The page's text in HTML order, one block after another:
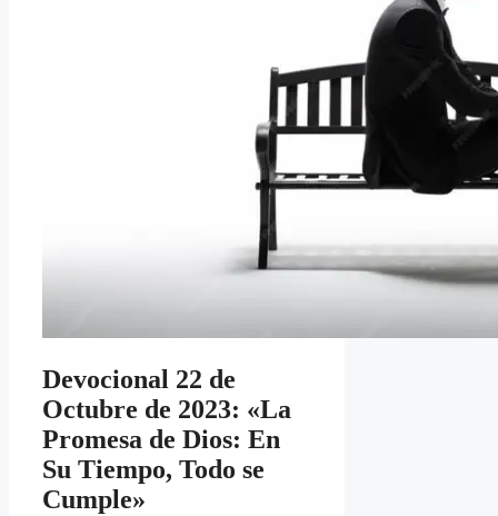
Devocional 22 de
Octubre de 2023: «La
Promesa de Dios: En
Su Tiempo, Todo se
Cumple»